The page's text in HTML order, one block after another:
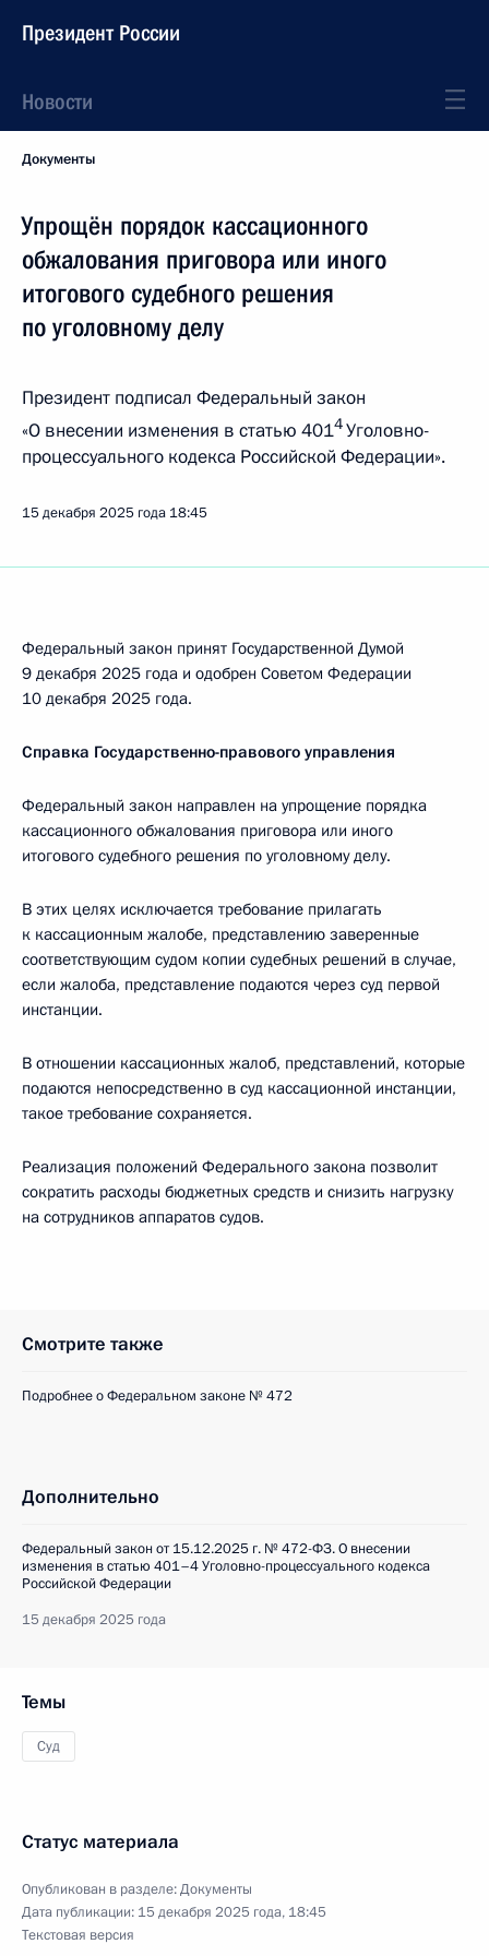
Президент России
Новости
Документы
Упрощён порядок кассационного
обжалования приговора или иного
итогового судебного решения
по уголовному делу
Президент подписал Федеральный закон
«О внесении изменения в статью 4014Уголовно-
процессуального кодекса Российской Федерации».
15 декабря 2025 года 18:45
Федеральный закон принят Государственной Думой
9 декабря 2025 года и одобрен Советом Федерации
10 декабря 2025 года.
Справка Государственно-правового управления
Федеральный закон направлен на упрощение порядка
кассационного обжалования приговора или иного
итогового судебного решения по уголовному делу.
В этих целях исключается требование прилагать
к кассационным жалобе, представлению заверенные
соответствующим судом копии судебных решений в случае,
если жалоба, представление подаются через суд первой
инстанции.
В отношении кассационных жалоб, представлений, которые
подаются непосредственно в суд кассационной инстанции,
такое требование сохраняется.
Реализация положений Федерального закона позволит
сократить расходы бюджетных средств и снизить нагрузку
на сотрудников аппаратов судов.
Смотрите также
Подробнее о Федеральном законе № 472
Дополнительно
Федеральный закон от 15.12.2025 г. № 472-ФЗ. О внесении
изменения в статью 401–4 Уголовно-процессуального кодекса
Российской Федерации
15 декабря 2025 года
Темы
Суд
Статус материала
Опубликован в разделе:Документы
Дата публикации: 15 декабря 2025 года, 18:45
Текстовая версия